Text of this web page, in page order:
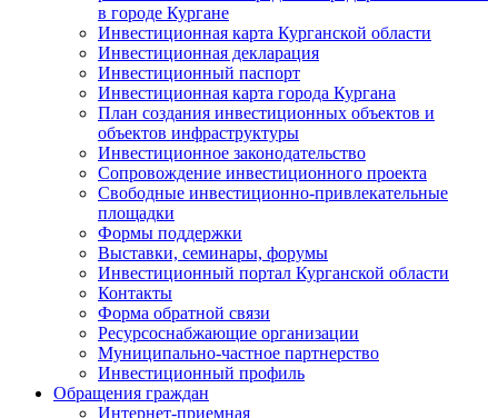
в городе Кургане
Инвестиционная карта Курганской области
Инвестиционная декларация
Инвестиционный паспорт
Инвестиционная карта города Кургана
План создания инвестиционных объектов и
объектов инфраструктуры
Инвестиционное законодательство
Сопровождение инвестиционного проекта
Свободные инвестиционно-привлекательные
площадки
Формы поддержки
Выставки, семинары, форумы
Инвестиционный портал Курганской области
Контакты
Форма обратной связи
Ресурсоснабжающие организации
Муниципально-частное партнерство
Инвестиционный профиль
Обращения граждан
Интернет-приемная